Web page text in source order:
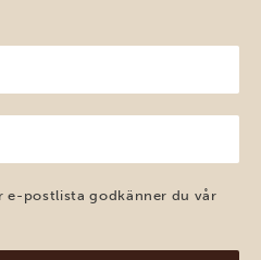
e-postlista godkänner du vår